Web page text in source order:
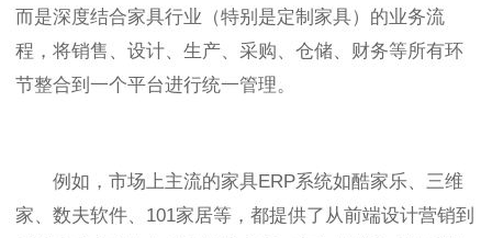
而是深度结合家具行业（特别是定制家具）的业务流
程，将销售、设计、生产、采购、仓储、财务等所有环
节整合到一个平台进行统一管理。
例如，市场上主流的家具ERP系统如酷家乐、三维
家、数夫软件、101家居等，都提供了从前端设计营销到